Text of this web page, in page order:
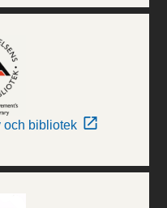
och bibliotek